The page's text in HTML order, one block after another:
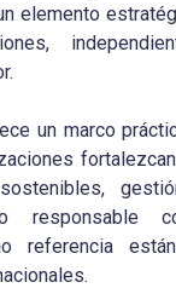
elemento
un marco
responsable
referencia